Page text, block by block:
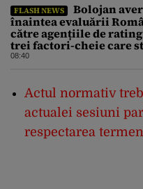
FLASH NEWS
Bolojan
înaintea evaluării
către agențiile de
trei factori-cheie care
acestor evaluări”
08:40
Actul normativ
actualei sesiuni
respectarea